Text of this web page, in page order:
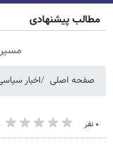
مطالب پیشنهادی
صفحه اصلی اخبار
۰ نفر